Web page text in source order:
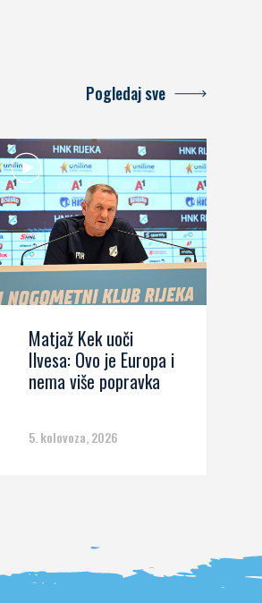
Pogledaj sve
Matjaž Kek uoči
Ilvesa: Ovo je Europa i
nema više popravka
5. kolovoza, 2026